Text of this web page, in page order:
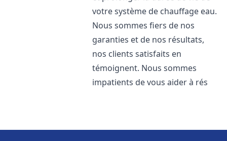
votre système de chauffage eau.
Nous sommes fiers de nos
garanties et de nos résultats,
nos clients satisfaits en
témoignent. Nous sommes
impatients de vous aider à rés